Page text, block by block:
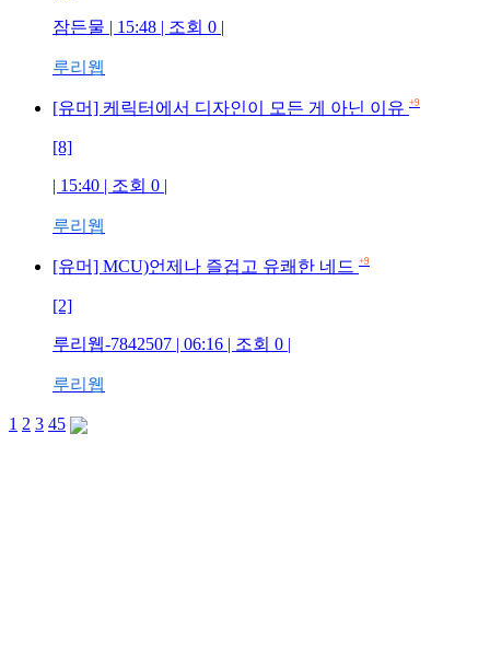
잠든물 | 15:48 | 조회 0 |
루리웹
[유머] 케릭터에서 디자인이 모든 게 아닌 이유 +9
[8]
| 15:40 | 조회 0 |
루리웹
[유머] MCU)언제나 즐겁고 유쾌한 네드 +9
[2]
루리웹-7842507 | 06:16 | 조회 0 |
루리웹
1 2 3 45